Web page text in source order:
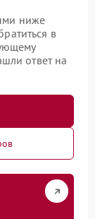
ниже
в
ответ на